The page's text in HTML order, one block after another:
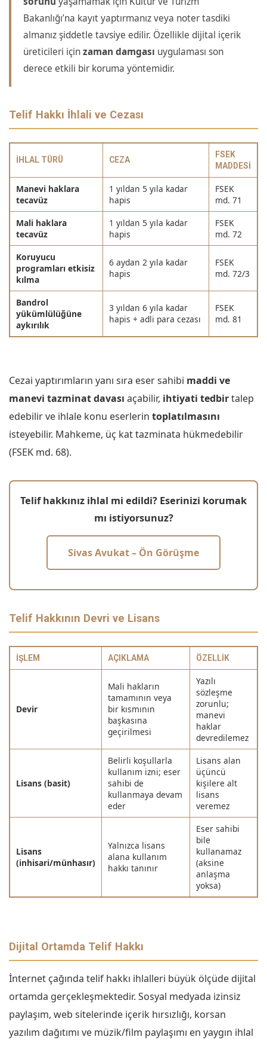
Bakanlığı’na kayıt yaptırmanız veya noter tasdiki
almanız şiddetle tavsiye edilir. Özellikle dijital içerik
üreticileri içinzaman damgası uygulaması son
derece etkili bir koruma yöntemidir.
Telif Hakkı İhlali ve Cezası
İHLAL TÜRÜ CEZA
FSEK
MADDESI
Manevi haklara
tecavüz
1 yıldan 5 yıla kadar
hapis
FSEK
md. 71
Mali haklara
tecavüz
1 yıldan 5 yıla kadar
hapis
FSEK
md. 72
Koruyucu
programları etkisiz
kılma
6 aydan 2 yıla kadar
hapis
FSEK
md. 72/3
Bandrol
yükümlülüğüne
aykırılık
3 yıldan 6 yıla kadar
hapis + adli para cezası
FSEK
md. 81
Cezai yaptırımların yanı sıra eser sahibi maddi ve
manevi tazminat davası açabilir, ihtiyati tedbirtalep
edebilir ve ihlale konu eserlerin toplatılmasını
isteyebilir. Mahkeme, üç kat tazminata hükmedebilir
(FSEK md. 68).
Telif hakkınız ihlal mi edildi? Eserinizi korumak
mı istiyorsunuz?
Sivas Avukat – Ön Görüşme
Telif Hakkının Devri ve Lisans
İŞLEM AÇIKLAMA ÖZELLIK
Devir
Mali hakların
tamamının veya
bir kısmının
başkasına
geçirilmesi
Yazılı
sözleşme
zorunlu;
manevi
haklar
devredilemez
Lisans (basit)
Belirli koşullarla
kullanım izni; eser
sahibi de
kullanmaya devam
eder
Lisans alan
üçüncü
kişilere alt
lisans
veremez
Lisans
(inhisari/münhasır)
Yalnızca lisans
alana kullanım
hakkı tanınır
Eser sahibi
bile
kullanamaz
(aksine
anlaşma
yoksa)
Dijital Ortamda Telif Hakkı
İnternet çağında telif hakkı ihlalleri büyük ölçüde dijital
ortamda gerçekleşmektedir. Sosyal medyada izinsiz
paylaşım, web sitelerinde içerik hırsızlığı, korsan
yazılım dağıtımı ve müzik/film paylaşımı en yaygın ihlal